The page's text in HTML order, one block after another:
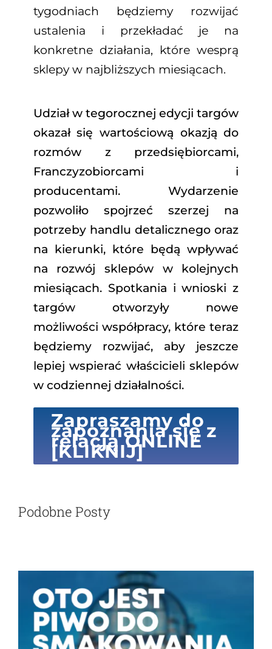
tygodniach będziemy rozwijać
ustalenia i przekładać je na
konkretne działania, które wesprą
sklepy w najbliższych miesiącach.
Udział w tegorocznej edycji targów
okazał się wartościową okazją do
rozmów z przedsiębiorcami,
Franczyzobiorcami i
producentami. Wydarzenie
pozwoliło spojrzeć szerzej na
potrzeby handlu detalicznego oraz
na kierunki, które będą wpływać
na rozwój sklepów w kolejnych
miesiącach. Spotkania i wnioski z
targów otworzyły nowe
możliwości współpracy, które teraz
będziemy rozwijać, aby jeszcze
lepiej wspierać właścicieli sklepów
w codziennej działalności.
Zapraszamy do
zapoznania się z
relacją ONLINE
[KLIKNIJ]
Podobne Posty